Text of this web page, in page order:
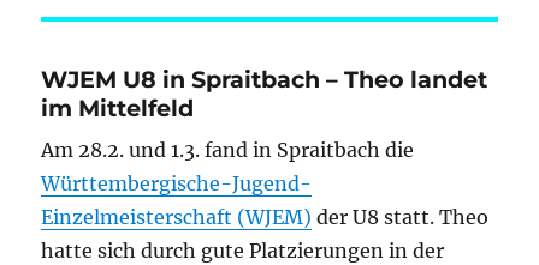
WJEM U8 in Spraitbach – Theo landet
im Mittelfeld
Am 28.2. und 1.3. fand in Spraitbach die
Württembergische-Jugend-
Einzelmeisterschaft (WJEM) der U8 statt. Theo
hatte sich durch gute Platzierungen in der